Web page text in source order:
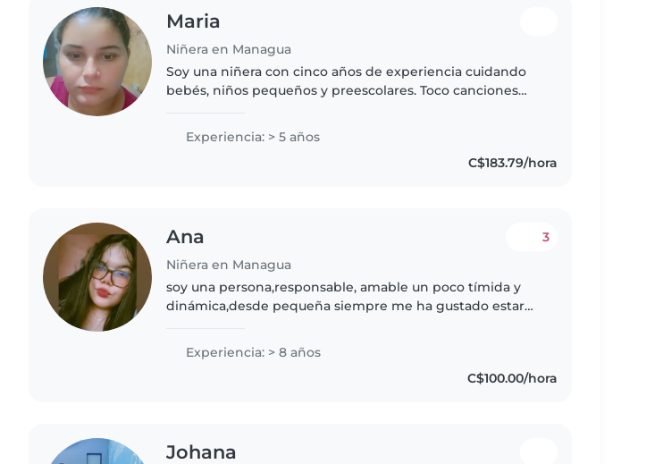
Maria
Niñera en Managua
Soy una niñera con cinco años de experiencia cuidando
bebés, niños pequeños y preescolares. Toco canciones
Me encanta cocinar..
Experiencia: > 5 años
C$183.79/hora
Ana
Niñera en Managua
3
soy una persona,responsable, amable un poco tímida y
dinámica,desde pequeña siempre me ha gustado estar
Experiencia: > 8 años
C$100.00/hora
Johana